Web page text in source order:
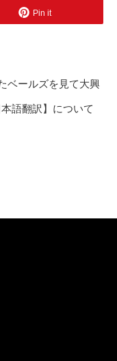
Pin it
ベールズを見て大興
語翻訳】について